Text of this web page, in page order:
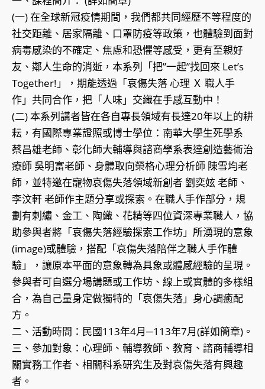
(一) 在全球新冠疫情期間，我們都共同經歷不等程度的
社交距離、居家隔離、口罩防疫等政策，也體驗到面對
病毒感染的不確定、焦慮和恐懼等感受，更有至親好
友、鄰人生命的消逝，本系列「把”一起”找回來 Let’s
Together!」，期能透過「哀傷失落 心理 Ｘ 職人手
作」共同合作，把「人味」交織在手感互動中！
(二) 本系列講者皆在各自專長領域有長達20年以上的耕
耘，有國際專業證照或博士學位：南華大學生死學系
蔡昌雄老師、彰化師大輔導與諮商學系表達創造藝術治
療師 吳明富老師、身體取向榮格心理分析師 陳雪均老
師，並特邀在寵物哀傷失落領域新創者 劉奕妶 老師、
李汶軒 老師作主題分享或探索。在職人手作部分，規
劃有刺繡、金工、陶織、花精等四位資深專業職人，協
助參與者將「哀傷失落經驗探索工作坊」所湧現的意象
(image)或體驗，搭配「哀傷失落陪伴之職人手作體
驗」，讓原本平面的意象轉為具象或體感經驗的呈現。
參與者可自選分場講題或工作坊、線上或實體的多樣組
合，為自己量身定做獨特的「哀傷失落」身心調癒配
方。
二、活動時間：民國113年4月─113年7月(詳如簡章)。
三、參加對象：心理師、輔導教師、教育、諮商輔導相
關實務工作者、相關科系研究生及對哀傷失落有興趣
者。